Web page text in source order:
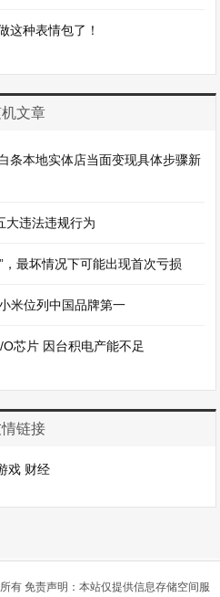
这种表情包了！
机文章
条本地实体店当面变现具体步骤新
大违法违规行为
最坏情况下可能出现首次亏损
米位列中国品牌第一
芯片 因台积电产能不足
链接
戏 财经
有 免责声明：本站仅提供信息存储空间服